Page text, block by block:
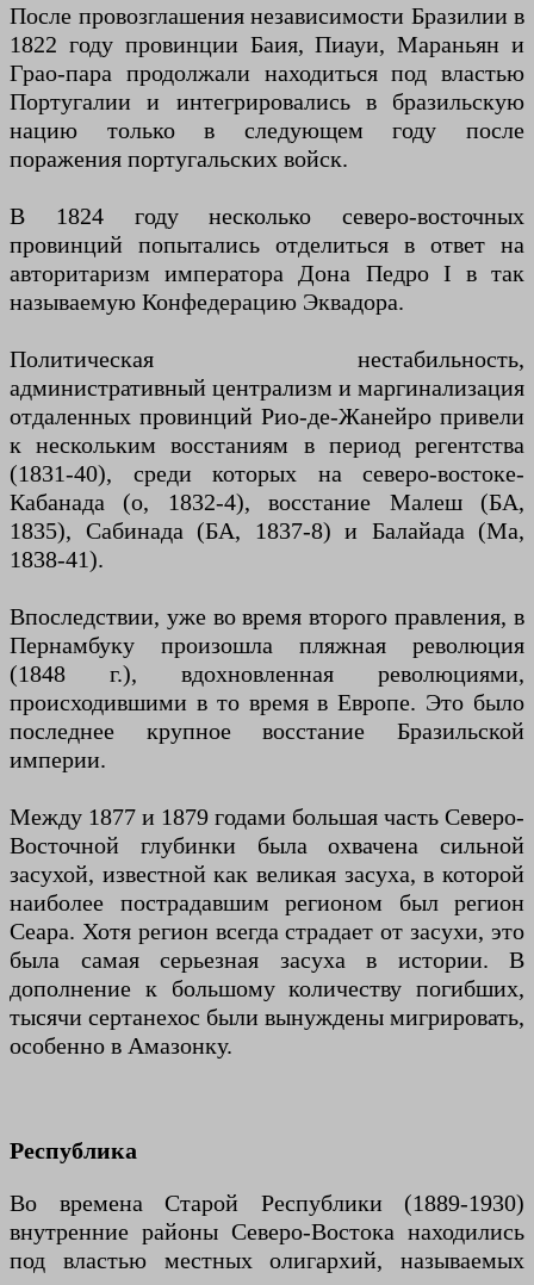
После провозглашения независимости Бразилии в
1822 году провинции Баия, Пиауи, Мараньян и
Грао-пара продолжали находиться под властью
Португалии и интегрировались в бразильскую
нацию только в следующем году после
поражения португальских войск.
В 1824 году несколько северо-восточных
провинций попытались отделиться в ответ на
авторитаризм императора Дона Педро I в так
называемую Конфедерацию Эквадора.
Политическая нестабильность,
административный централизм и маргинализация
отдаленных провинций Рио-де-Жанейро привели
к нескольким восстаниям в период регентства
(1831-40), среди которых на северо-востоке-
Кабанада (о, 1832-4), восстание Малеш (БА,
1835), Сабинада (БА, 1837-8) и Балайада (Ма,
1838-41).
Впоследствии, уже во время второго правления, в
Пернамбуку произошла пляжная революция
(1848 г.), вдохновленная революциями,
происходившими в то время в Европе. Это было
последнее крупное восстание Бразильской
империи.
Между 1877 и 1879 годами большая часть Северо-
Восточной глубинки была охвачена сильной
засухой, известной как великая засуха, в которой
наиболее пострадавшим регионом был регион
Сеара. Хотя регион всегда страдает от засухи, это
была самая серьезная засуха в истории. В
дополнение к большому количеству погибших,
тысячи сертанехос были вынуждены мигрировать,
особенно в Амазонку.
Республика
Во времена Старой Республики (1889-1930)
внутренние районы Северо-Востока находились
под властью местных олигархий, называемых